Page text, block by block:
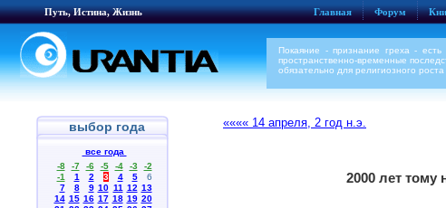
Путь, Истина, Жизнь Главная Форум
Покаяние - признание греха -
пространственно-временные
обязательно для религиозного
выбор года
все года
-8
-7 -6 -5 -4 -3
-2
-1
1 2 3 4 5
6
7
8 9 10 11 12 13
14 15 16 17 18 19 20
«««« 14 апреля, 2 год н.э.
2000 лет тому